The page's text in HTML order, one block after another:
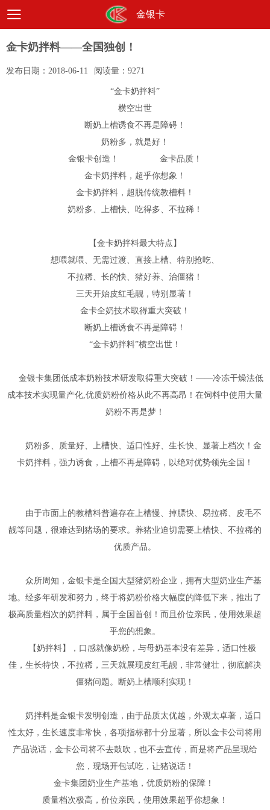
金银卡
金卡奶拌料——全国独创！
发布日期： 2018-06-11 阅读量： 9271
“金卡奶拌料”
横空出世
断奶上槽诱食不再是障碍！
奶粉多，就是好！
金银卡创造！ 金卡品质！
金卡奶拌料，超乎你想象！
金卡奶拌料，超脱传统教槽料！
奶粉多、上槽快、吃得多、不拉稀！
【金卡奶拌料最大特点】
想喂就喂、无需过渡、直接上槽、特别抢吃、
不拉稀、长的快、猪好养、治僵猪！
三天开始皮红毛靓，特别显著！
金卡全奶技术取得重大突破！
断奶上槽诱食不再是障碍！
“金卡奶拌料”横空出世！
金银卡集团低成本奶粉技术研发取得重大突破！——冷冻干燥法低
成本技术实现量产化,优质奶粉价格从此不再高昂！在饲料中使用大量
奶粉不再是梦！
奶粉多、质量好、上槽快、适口性好、生长快、显著上档次！金
卡奶拌料，强力诱食，上槽不再是障碍，以绝对优势领先全国！
由于市面上的教槽料普遍存在上槽慢、掉膘快、易拉稀、皮毛不
靓等问题，很难达到猪场的要求。养猪业迫切需要上槽快、不拉稀的
优质产品。
众所周知，金银卡是全国大型猪奶粉企业，拥有大型奶业生产基
地。经多年研发和努力，终于将奶粉价格大幅度的降低下来，推出了
极高质量档次的奶拌料，属于全国首创！而且价位亲民，使用效果超
乎您的想象。
【奶拌料】，口感就像奶粉，与母奶基本没有差异，适口性极
佳，生长特快，不拉稀，三天就展现皮红毛靓，非常健壮，彻底解决
僵猪问题。断奶上槽顺利实现！
奶拌料是金银卡发明创造，由于品质太优越，外观太卓著，适口
性太好，生长速度非常快，各项指标都十分显著，所以金卡公司将用
产品说话，金卡公司将不去鼓吹，也不去宣传，而是将产品呈现给
您，现场开包试吃，让猪说话！
金卡集团奶业生产基地，优质奶粉的保障！
质量档次极高，价位亲民，使用效果超乎你想象！